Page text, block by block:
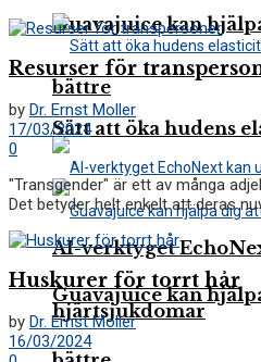
Guavajuice kan
bättre
AI-verktyget
hjärtsjukdomar
Sätt att öka hudens
Guavajuice kan
Resurser för
by Dr. Ernst Moller
17/03/2024
0
"Transgender" är ett av många
Det betyder helt enkelt att deras
Huskurer för torrt hår
by Dr. Ernst Moller
16/03/2024